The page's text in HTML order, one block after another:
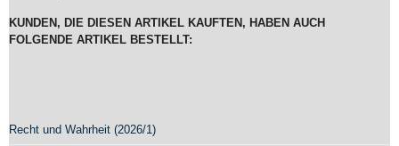
KUNDEN, DIE DIESEN ARTIKEL KAUFTEN, HABEN AUCH
FOLGENDE ARTIKEL BESTELLT:
Recht und Wahrheit (2026/1)